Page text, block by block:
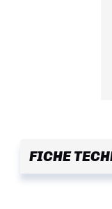
FICHE